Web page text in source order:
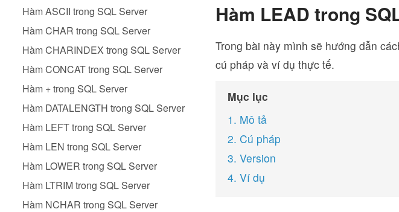
Hàm ASCII trong SQL Server
Hàm CHAR trong SQL Server
Hàm CHARINDEX trong SQL Server
Hàm CONCAT trong SQL Server
Hàm + trong SQL Server
Hàm DATALENGTH trong SQL Server
Hàm LEFT trong SQL Server
Hàm LEN trong SQL Server
Hàm LOWER trong SQL Server
Hàm LTRIM trong SQL Server
Hàm NCHAR trong SQL Server
Hàm LEAD trong
Trong bài này mình sẽ hướng dẫn
cú pháp và ví dụ thực tế.
Mục lục
1. Mô tả
2. Cú pháp
3. Version
4. Ví dụ